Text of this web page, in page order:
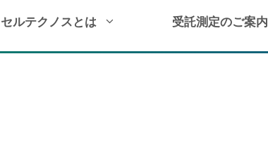
セルテクノスとは
受託測定のご案内